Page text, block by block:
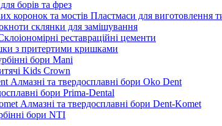
борів та фрез
Пластмаси для виготовлення
склянки для замішування
реставраційні цементи
з притертими кришками
бори Mani
Kids Crown
Алмазні та твердосплавні бори Oko Dent
бори Prima-Dental
Алмазні та твердосплавні бори Dent-Komet
бори NTI